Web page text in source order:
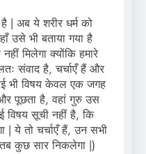
| अब ये शरीर धर्म को
उसे भी बताया गया है
मिलेगा क्योंकि हमारे
संवाद है, चर्चाएँ हैं और
भी विषय केवल एक जगह
पूछता है, वहां गुरु उस
विषय सूची नहीं है, कि
ये तो चर्चाएँ हैं, उन सभी
कुछ सार निकलेगा |)